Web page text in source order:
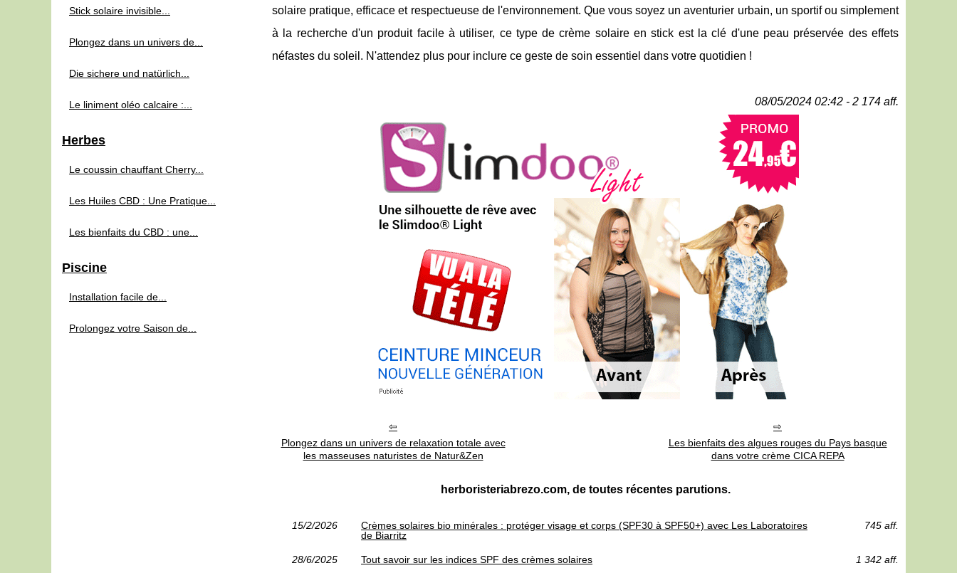
solaire pratique, efficace et respectueuse de l'environnement. Que vous soyez un aventurier urbain, un sportif ou simplement
à la recherche d'un produit facile à utiliser, ce type de crème solaire en stick est la clé d'une peau préservée des effets
néfastes du soleil. N'attendez plus pour inclure ce geste de soin essentiel dans votre quotidien !
08/05/2024 02:42 - 2 174 aff.
Plongez dans un univers de relaxation totale avec
les masseuses naturistes de Natur&Zen
Les bienfaits des algues rouges du Pays basque
dans votre crème CICA REPA
herboristeriabrezo.com, de toutes récentes parutions.
15/2/2026
Crèmes solaires bio minérales : protéger visage et corps (SPF30 à SPF50+) avec Les Laboratoires
de Biarritz
745 aff.
28/6/2025 Tout savoir sur les indices SPF des crèmes solaires 1 342 aff.
Stick solaire invisible...
Plongez dans un univers de...
Die sichere und natürlich...
Le liniment oléo calcaire :...
Herbes
Le coussin chauffant Cherry...
Les Huiles CBD : Une Pratique...
Les bienfaits du CBD : une...
Piscine
Installation facile de...
Prolongez votre Saison de...